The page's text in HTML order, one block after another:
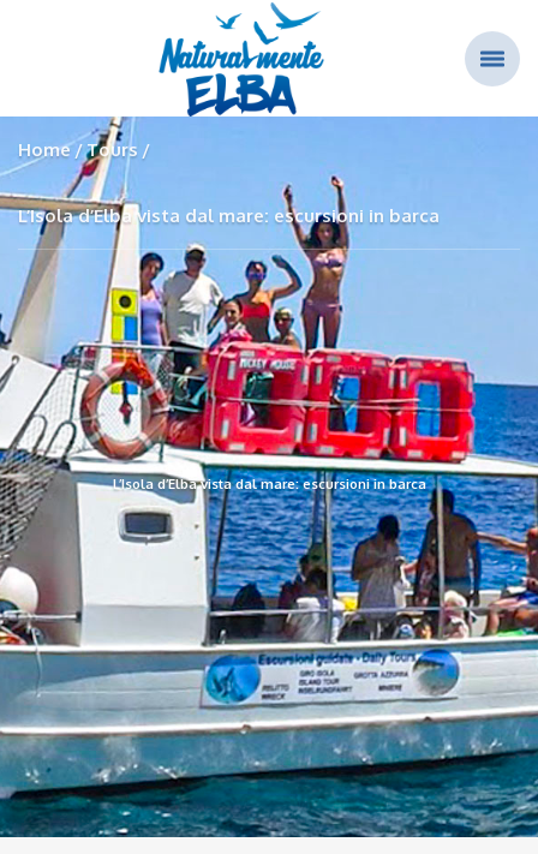
Home Tours
L’Isola d’Elba vista dal mare: escursioni in barca
L’Isola d’Elba vista dal mare: escursioni in barca